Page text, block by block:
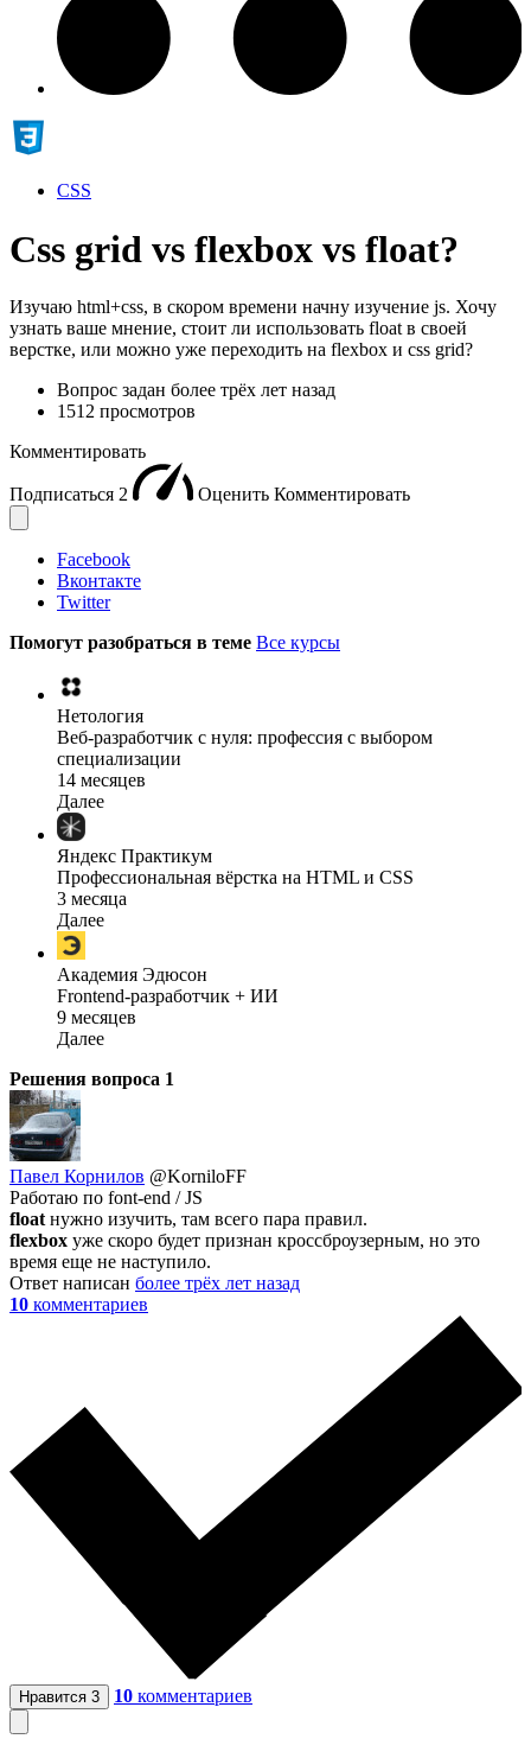
CSS
Css grid vs flexbox vs float?
Изучаю html+css, в скором времени начну изучение js. Хочу
узнать ваше мнение, стоит ли использовать float в своей
верстке, или можно уже переходить на flexbox и css grid?
Вопрос задан более трёх лет назад
1512 просмотров
Комментировать
Подписаться 2 Оценить Комментировать
Facebook
Вконтакте
Twitter
Помогут разобраться в теме Все курсы
Нетология
Веб-разработчик с нуля: профессия с выбором
специализации
14 месяцев
Далее
Яндекс Практикум
Профессиональная вёрстка на HTML и CSS
3 месяца
Далее
Академия Эдюсон
Frontend-разработчик + ИИ
9 месяцев
Далее
Решения вопроса 1
Павел Корнилов @KorniloFF
Работаю по font-end / JS
float нужно изучить, там всего пара правил.
flexbox уже скоро будет признан кроссброузерным, но это
время еще не наступило.
Ответ написан более трёх лет назад
10 комментариев
Нравится 3 10 комментариев